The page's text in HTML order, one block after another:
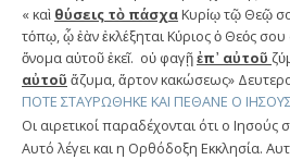
« καὶ θύσεις τὸ πάσχαΚυρίῳ τῷ Θεῷ
τόπῳ, ᾧ ἐὰν ἐκλέξηται Κύριος ὁ Θεός σου
ὄνομα αὐτοῦ ἐκεῖ. οὐ φαγῇἐπ᾿ αὐτοῦ
αὐτοῦ ἄζυμα, ἄρτον κακώσεως»
ΠΟΤΕ ΣΤΑΥΡΩΘΗΚΕ ΚΑΙ ΠΕΘΑΝΕ Ο
Οι αιρετικοί παραδέχονται ότι ο
Αυτό λέγει και η Ορθόδοξη Εκκλησία.